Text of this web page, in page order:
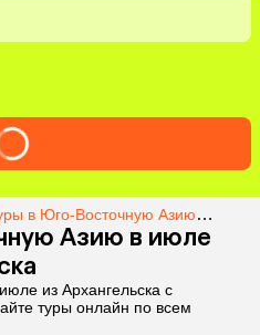
в Юго-Восточную Азию из Архангельска
Азию в июле
из Архангельска с
туры онлайн по всем